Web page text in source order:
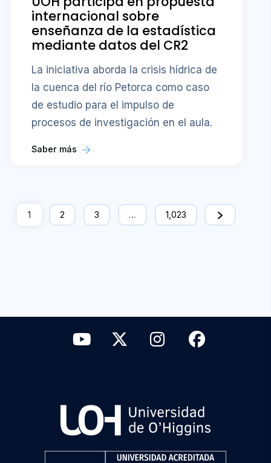
internacional sobre
enseñanza de la estadística
mediante datos del CR2
La iniciativa aborda la crisis hídrica de
la cuenca del río Petorca como caso
de estudio para el impulso de
procesos de investigación en el aula.
Saber más
1 2 3 … 1,023